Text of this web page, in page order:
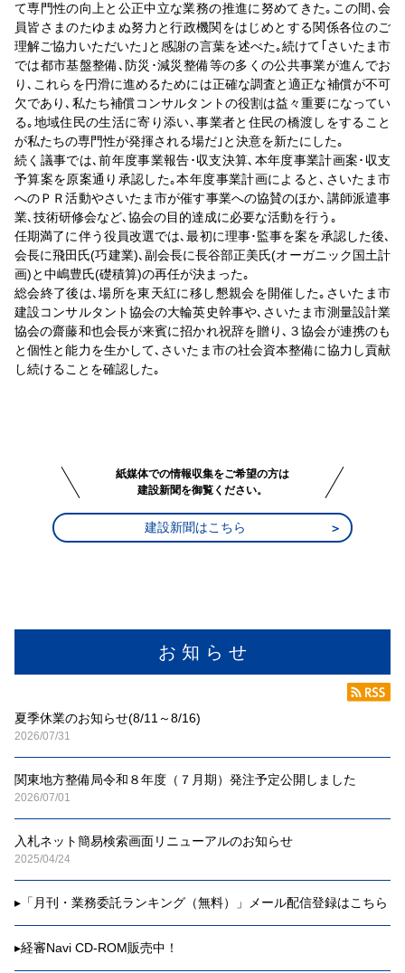
お 知 ら せ
夏季休業のお知らせ(8/11～8/16)
2026/07/31
関東地方整備局令和８年度（７月期）発注予定公開しました
2026/07/01
入札ネット簡易検索画面リニューアルのお知らせ
2025/04/24
▸ 「月刊・業務委託ランキング（無料）」メール配信登録はこちら
▸経審Navi CD-ROM販売中！
て専門性の向上と公正中立な業務の推進に努めてきた｡この間､会
員皆さまのたゆまぬ努力と行政機関をはじめとする関係各位のご
理解ご協力いただいた｣と感謝の言葉を述べた｡続けて｢さいたま市
では都市基盤整備､防災･減災整備等の多くの公共事業が進んでお
り､これらを円滑に進めるためには正確な調査と適正な補償が不可
欠であり､私たち補償コンサルタントの役割は益々重要になってい
る｡地域住民の生活に寄り添い､事業者と住民の橋渡しをすること
が私たちの専門性が発揮される場だ｣と決意を新たにした｡
続く議事では､前年度事業報告･収支決算､本年度事業計画案･収支
予算案を原案通り承認した｡本年度事業計画によると､さいたま市
へのＰＲ活動やさいたま市が催す事業への協賛のほか､講師派遣事
業､技術研修会など､協会の目的達成に必要な活動を行う｡
任期満了に伴う役員改選では､最初に理事･監事を案を承認した後､
会長に飛田氏(巧建業)､副会長に長谷部正美氏(オーガニック国土計
画)と中嶋豊氏(礎積算)の再任が決まった｡
総会終了後は､場所を東天紅に移し懇親会を開催した｡さいたま市
建設コンサルタント協会の大輪英史幹事や､さいたま市測量設計業
協会の齋藤和也会長が来賓に招かれ祝辞を贈り､３協会が連携のも
と個性と能力を生かして､さいたま市の社会資本整備に協力し貢献
し続けることを確認した｡
紙媒体での情報収集をご希望の方は
建設新聞を御覧ください。
建設新聞はこちら